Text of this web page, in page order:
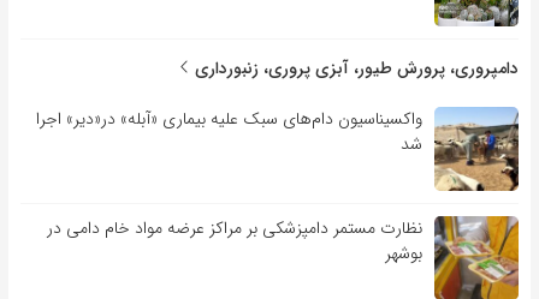
دامپروری، پرورش طیور، آبزی پروری، زنبورداری
واکسیناسیون دام‌های سبک علیه بیماری «آبله» در«دیر» اجرا
شد
نظارت مستمر دامپزشکی بر مراکز عرضه مواد خام دامی در
بوشهر